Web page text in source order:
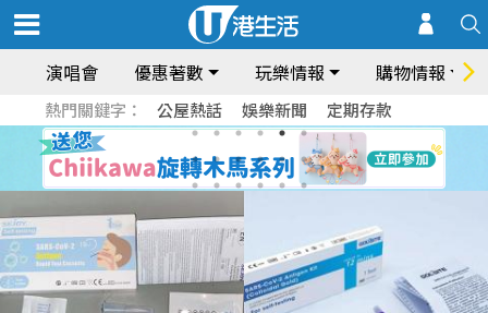
演唱會 優惠著數 玩樂情報 購物情報
熱門關鍵字： 公屋熱話 娛樂新聞 定期存款